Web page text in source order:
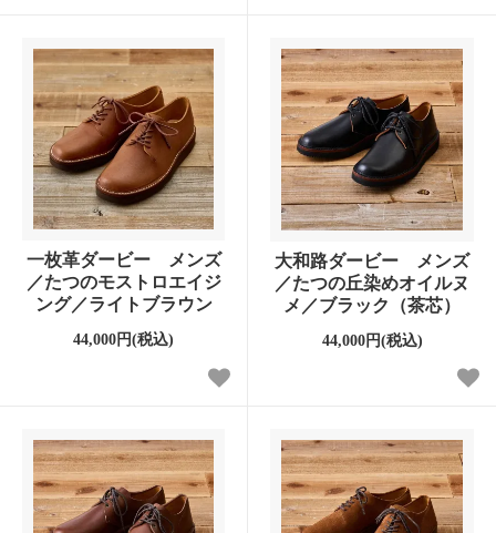
一枚革ダービー メンズ
／たつのモストロエイジ
ング／ライトブラウン
44,000円(税込)
大和路ダービー メンズ
／たつの丘染めオイルヌ
メ／ブラック（茶芯）
44,000円(税込)